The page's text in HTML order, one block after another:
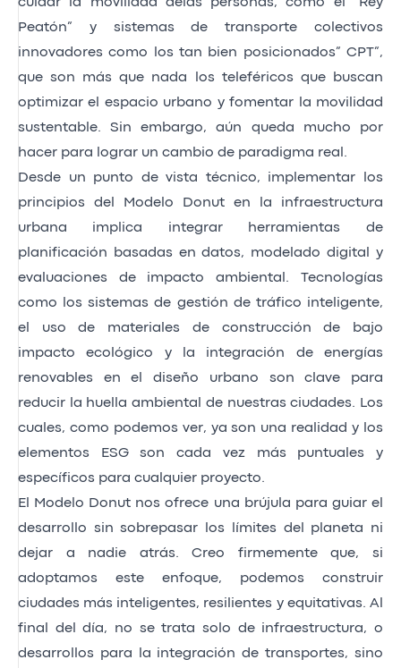
cuidar la movilidad delas personas, como el “Rey
Peatón” y sistemas de transporte colectivos
innovadores como los tan bien posicionados” CPT”,
que son más que nada los teleféricos que buscan
optimizar el espacio urbano y fomentar la movilidad
sustentable. Sin embargo, aún queda mucho por
hacer para lograr un cambio de paradigma real.
Desde un punto de vista técnico, implementar los
principios del Modelo Donut en la infraestructura
urbana implica integrar herramientas de
planificación basadas en datos, modelado digital y
evaluaciones de impacto ambiental. Tecnologías
como los sistemas de gestión de tráfico inteligente,
el uso de materiales de construcción de bajo
impacto ecológico y la integración de energías
renovables en el diseño urbano son clave para
reducir la huella ambiental de nuestras ciudades. Los
cuales, como podemos ver, ya son una realidad y los
elementos ESG son cada vez más puntuales y
específicos para cualquier proyecto.
El Modelo Donut nos ofrece una brújula para guiar el
desarrollo sin sobrepasar los límites del planeta ni
dejar a nadie atrás. Creo firmemente que, si
adoptamos este enfoque, podemos construir
ciudades más inteligentes, resilientes y equitativas. Al
final del día, no se trata solo de infraestructura, o
desarrollos para la integración de transportes, sino